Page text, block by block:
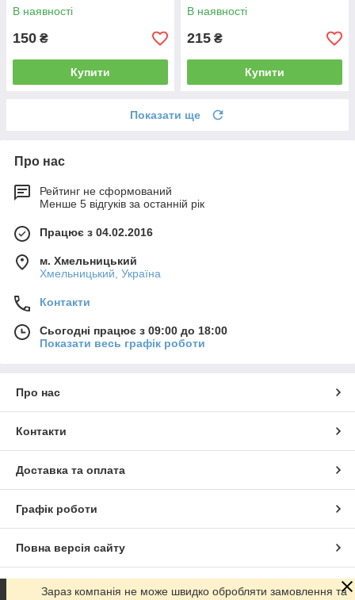
В наявності
150 ₴
Купити
В наявності
215 ₴
Купити
Показати ще
Про нас
Рейтинг не сформований
Менше 5 відгуків за останній рік
Працює з 04.02.2016
м. Хмельницький
Хмельницький, Україна
Контакти
Сьогодні працює з 09:00 до 18:00
Показати весь графік роботи
Про нас
Контакти
Доставка та оплата
Графік роботи
Повна версія сайту
Сайт створено на маркетплейсіProm.ua
Зараз компанія не може швидко обробляти замовлення та